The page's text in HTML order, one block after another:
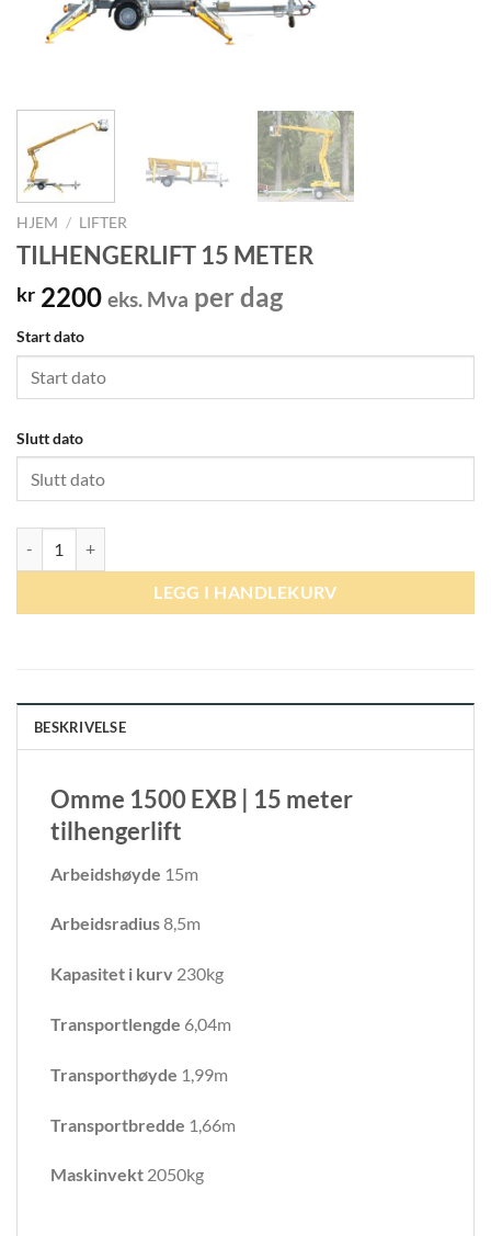
HJEM / LIFTER
TILHENGERLIFT 15 METER
kr 2200 eks. Mva per dag
Start dato
Slutt dato
LEGG I HANDLEKURV
BESKRIVELSE
Omme 1500 EXB | 15 meter
tilhengerlift
Arbeidshøyde 15m
Arbeidsradius8,5m
Kapasitet i kurv 230kg
Transportlengde 6,04m
Transporthøyde 1,99m
Transportbredde 1,66m
Maskinvekt 2050kg